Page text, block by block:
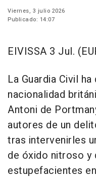
Viernes, 3 julio 2026
Publicado: 14:07
EIVISSA 3 Jul.
La Guardia Civil
nacionalidad
Antoni de
autores de un
tras intervenirles
de óxido nitroso y
estupefacientes